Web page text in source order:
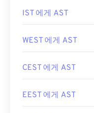
IST 에게 AST
WEST 에게 AST
CEST 에게 AST
EEST 에게 AST